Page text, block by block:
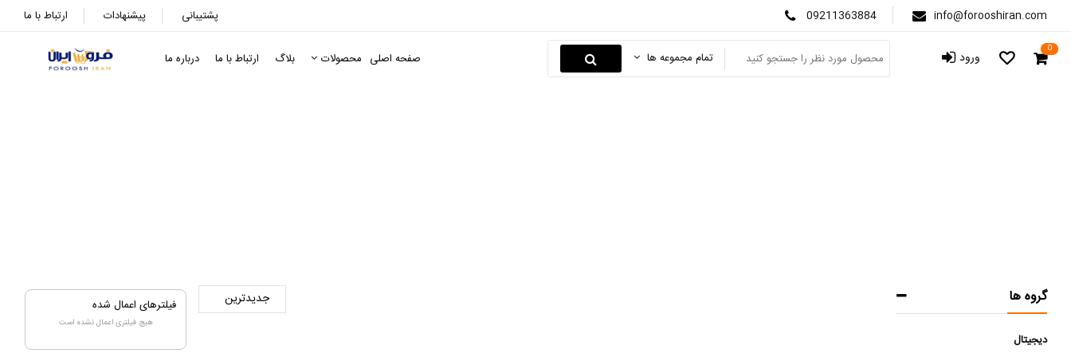
ارتباط با ما پیشنهادات پشتیبانی 09211363884 info@forooshiran.com
صفحه اصلی محصولات بلاگ ارتباط با ما درباره ما تمام مجموعه ها ورود 0
فیلترهای اعمال شده
هیچ فیلتری اعمال نشده است
گروه ها
دیجیتال